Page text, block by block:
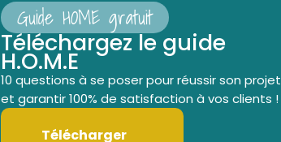
Guide HOME gratuit
Téléchargez le guide
H.O.M.E
10 questions à se poser pour réussir son projet
et garantir 100% de satisfaction à vos clients !
Télécharger